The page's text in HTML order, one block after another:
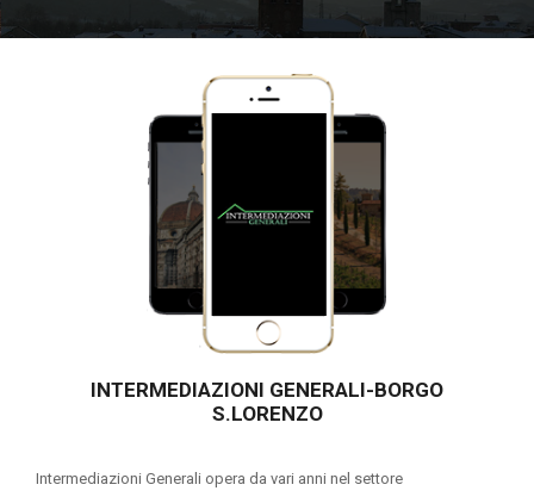
INTERMEDIAZIONI GENERALI-BORGO
S.LORENZO
Intermediazioni Generali opera da vari anni nel settore